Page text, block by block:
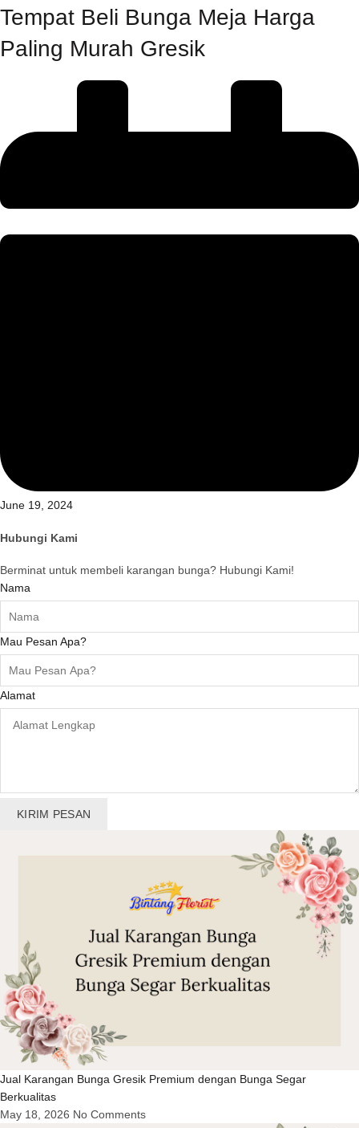
Tempat Beli Bunga Meja Harga
Paling Murah Gresik
June 19, 2024
Hubungi Kami
Berminat untuk membeli karangan bunga? Hubungi Kami!
Nama
Mau Pesan Apa?
Alamat
KIRIM PESAN
Jual Karangan Bunga Gresik Premium dengan Bunga Segar
Berkualitas
May 18, 2026 No Comments